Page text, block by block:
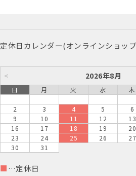
定休日カレンダー(オンラインショッ
< 2026年8月
日 月 火 水 木
2
3 4 5 6
9
10 11 12 13
16
17 18 19 20
23
24 25 26 27
30
31
■ …定休日